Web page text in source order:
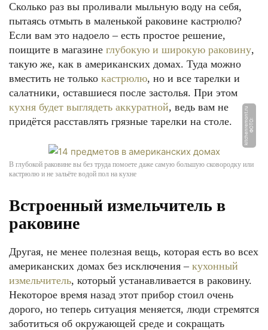
Сколько раз вы проливали мыльную воду на себя,
пытаясь отмыть в маленькой раковине кастрюлю?
Если вам это надоело – есть простое решение,
поищите в магазине глубокую и широкую раковину,
такую же, как в американских домах. Туда можно
вместить не только кастрюлю, но и все тарелки и
салатники, оставшиеся после застолья. При этом
кухня будет выглядеть аккуратной, ведь вам не
придётся расставлять грязные тарелки на столе.
Ф
О
Т
О:
ki
t
c
h
e
n
r
e
m
o
n
t.
r
u
В глубокой раковине вы без труда помоете даже самую большую сковородку или
кастрюлю и не зальёте водой пол на кухне
Встроенный измельчитель в
раковине
Другая, не менее полезная вещь, которая есть во всех
американских домах без исключения – кухонный
измельчитель, который устанавливается в раковину.
Некоторое время назад этот прибор стоил очень
дорого, но теперь ситуация меняется, люди стремятся
заботиться об окружающей среде и сокращать